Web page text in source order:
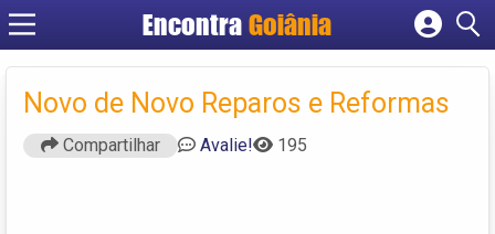
Encontra Goiânia
Cadastrar empresa
Criar conta
Novo de Novo Reparos e Reformas
Compartilhar Avalie! 195